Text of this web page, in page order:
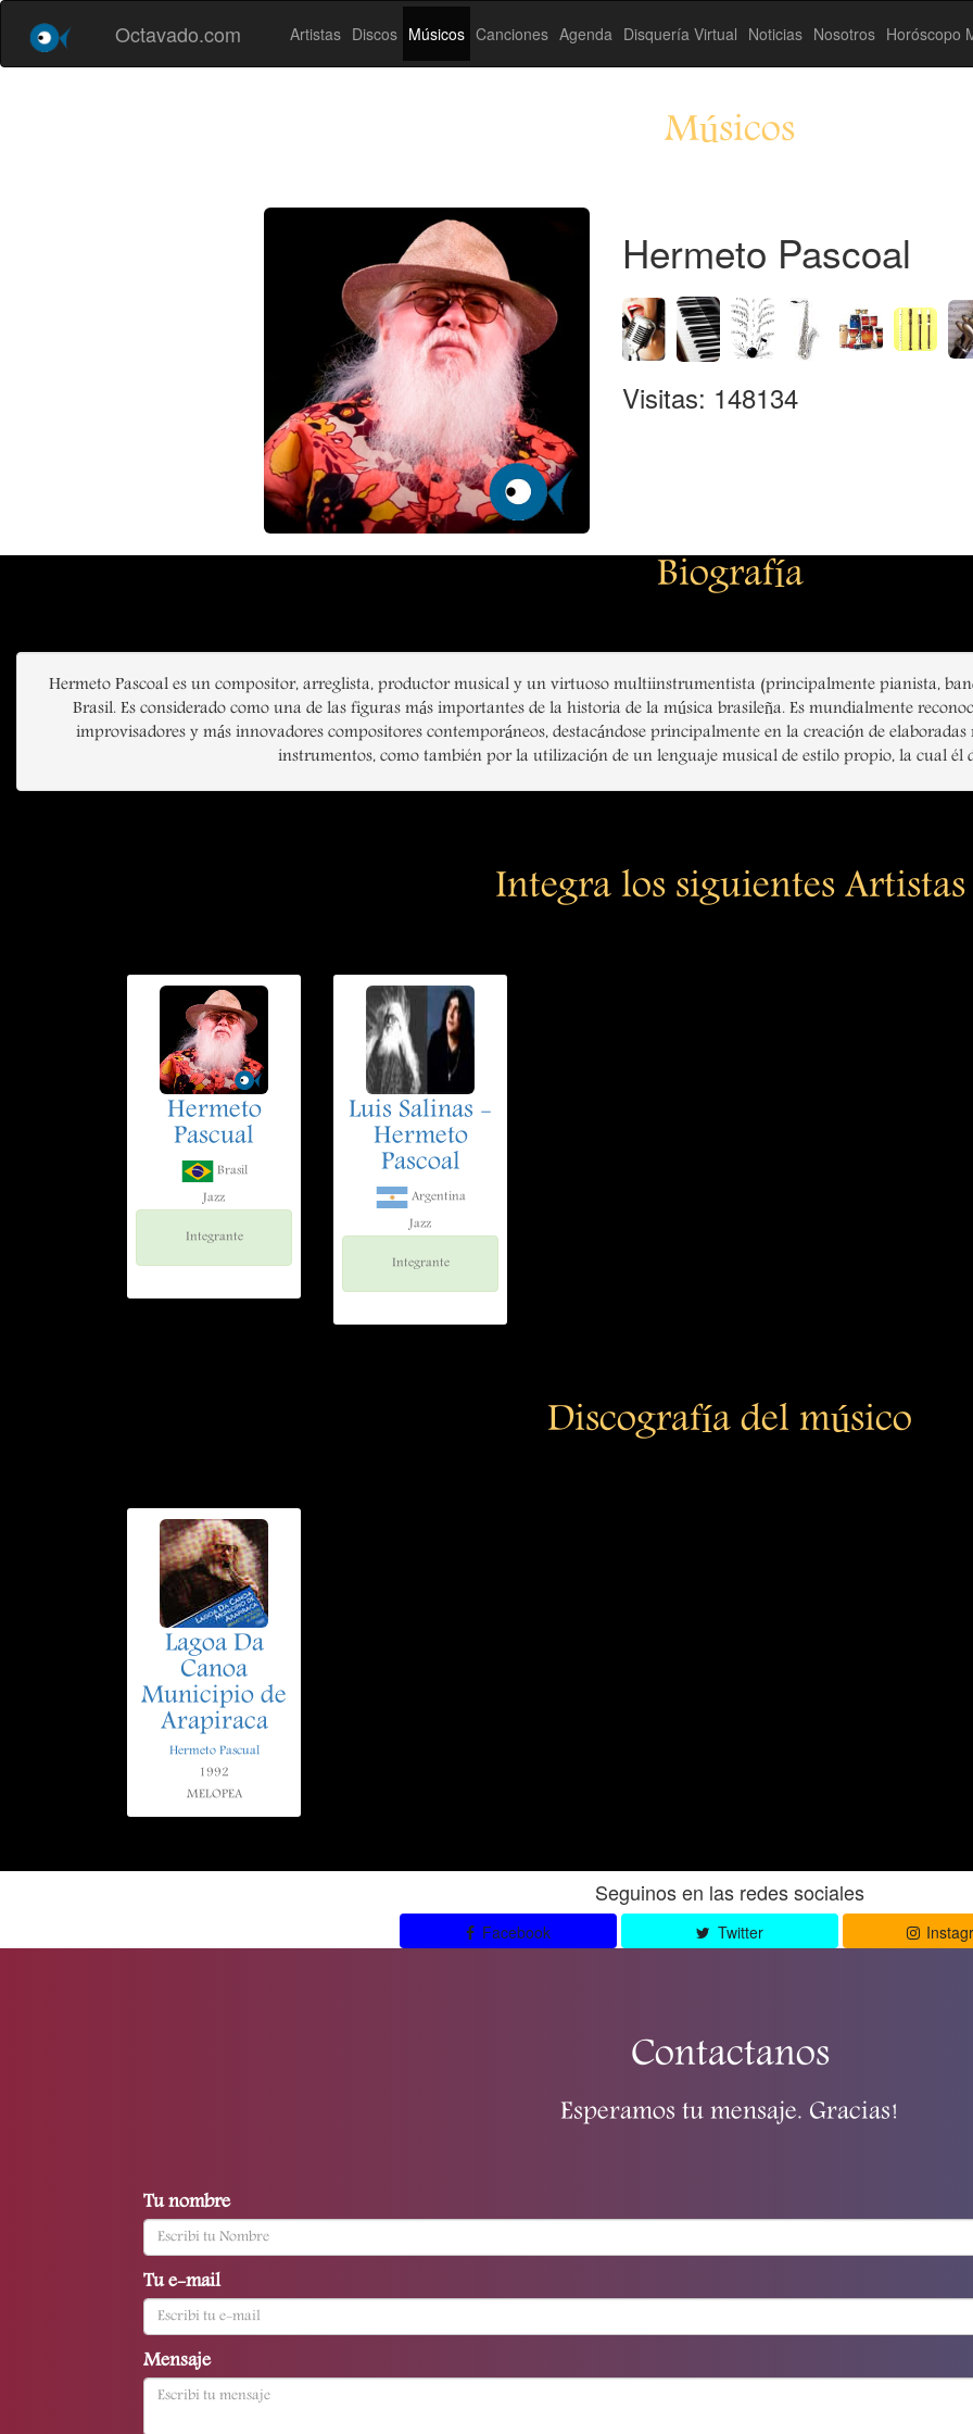
Octavado.com Artistas Discos Músicos Canciones Agenda Disquería Virtual Noticias Nosotros Horóscopo
Músicos
Hermeto Pascoal
Visitas: 148134
Biografía
Hermeto Pascoal es un compositor, arreglista, productor musical y un virtuoso multiinstrumentista (principalmente pianista,
Brasil. Es considerado como una de las figuras más importantes de la historia de la música brasileña. Es mundialmente
improvisadores y más innovadores compositores contemporáneos, destacándose principalmente en la creación de
instrumentos, como también por la utilización de un lenguaje musical de estilo propio, la cual él
Integra los siguientes Artistas
Hermeto
Pascual
Brasil
Jazz
Integrante
Luis Salinas -
Hermeto
Pascoal
Argentina
Jazz
Integrante
Discografía del músico
Lagoa Da
Canoa
Municipio de
Arapiraca
Hermeto Pascual
1992
MELOPEA
Seguinos en las redes sociales
Facebook Twitter
Contactanos
Esperamos tu mensaje. Gracias!
Tu nombre
Tu e-mail
Mensaje